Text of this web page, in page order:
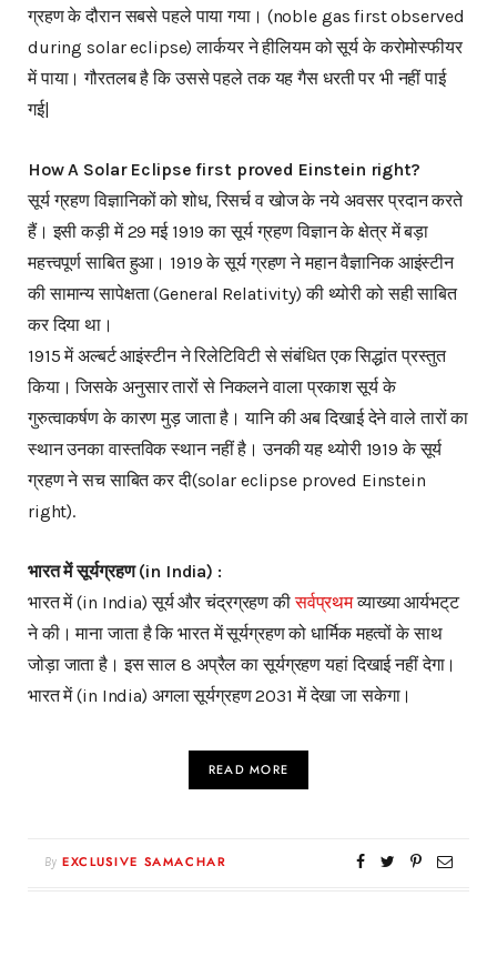
ग्रहण के दौरान सबसे पहले पाया गया। (noble gas first observed
during solar eclipse) लार्कयर ने हीलियम को सूर्य के करोमोस्फीयर
में पाया। गौरतलब है कि उससे पहले तक यह गैस धरती पर भी नहीं पाई
गई|
How A Solar Eclipse first proved Einstein right?
सूर्य ग्रहण विज्ञानिकों को शोध, रिसर्च व खोज के नये अवसर प्रदान करते
हैं। इसी कड़ी में 29 मई 1919 का सूर्य ग्रहण विज्ञान के क्षेत्र में बड़ा
महत्त्वपूर्ण साबित हुआ। 1919 के सूर्य ग्रहण ने महान वैज्ञानिक आइंस्टीन
की सामान्य सापेक्षता (General Relativity) की थ्योरी को सही साबित
कर दिया था।
1915 में अल्बर्ट आइंस्टीन ने रिलेटिविटी से संबंधित एक सिद्धांत प्रस्तुत
किया। जिसके अनुसार तारों से निकलने वाला प्रकाश सूर्य के
गुरुत्वाकर्षण के कारण मुड़ जाता है। यानि की अब दिखाई देने वाले तारों का
स्थान उनका वास्तविक स्थान नहीं है। उनकी यह थ्योरी 1919 के सूर्य
ग्रहण ने सच साबित कर दी(solar eclipse proved Einstein
right).
भारत में सूर्यग्रहण (in India) :
भारत में (in India) सूर्य और चंद्रग्रहण कीसर्वप्रथमव्याख्या आर्यभट्‌ट
ने की। माना जाता है कि भारत में सूर्यग्रहण को धार्मिक महत्वों के साथ
जोड़ा जाता है। इस साल 8 अप्रैल का सूर्यग्रहण यहां दिखाई नहीं देगा।
भारत में (in India) अगला सूर्यग्रहण 2031 में देखा जा सकेगा।
READ MORE
By EXCLUSIVE SAMACHAR